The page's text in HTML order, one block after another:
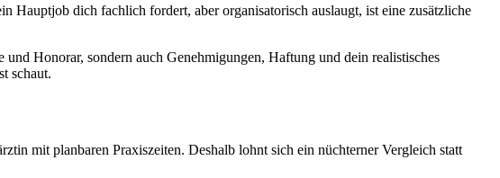
Hauptjob dich fachlich fordert, aber organisatorisch auslaugt, ist eine zusätzliche
Honorar, sondern auch Genehmigungen, Haftung und dein realistisches
schaut.
mit planbaren Praxiszeiten. Deshalb lohnt sich ein nüchterner Vergleich statt